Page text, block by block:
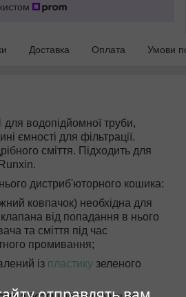
Доставка Оплата Умови
для водопідйомної труби,
ємності для фільтрації.
сміття. Підходить для
дистриб'юторного кошика:
ковпачок) необхідна для
від попадання в нього
та сміття під час
промивання;
із пластику зеленого